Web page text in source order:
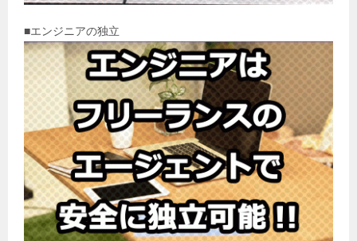
■エンジニアの独立